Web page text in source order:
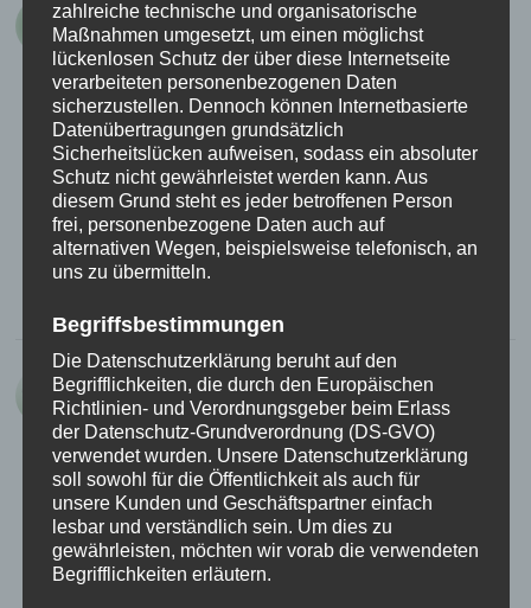
mirj sagt:
19. Januar 2006 um 16:54 Uhr
bevor meine lieblingskampfvegetarierin
ins reich der träume huscht soll sie noch
einen schnellen gutenachtgruß
bekommen! leg die beine schön hoch und
träume süß
TSsagt:
19. Januar 2006 um 16:56 Uhr
Jetzt wird se auch noch moralisch – die
fleischgewordene Blumenesserin …
Werden? Ich bin doch die Moral in
Person!! Schon immer gewesen!
zahlreiche technische und organisatorische
Maßnahmen umgesetzt, um einen möglichst
lückenlosen Schutz der über diese Internetseite
verarbeiteten personenbezogenen Daten
sicherzustellen. Dennoch können Internetbasierte
Datenübertragungen grundsätzlich
Sicherheitslücken aufweisen, sodass ein absoluter
Schutz nicht gewährleistet werden kann. Aus
diesem Grund steht es jeder betroffenen Person
frei, personenbezogene Daten auch auf
alternativen Wegen, beispielsweise telefonisch, an
uns zu übermitteln.
Begriffsbestimmungen
Die Datenschutzerklärung beruht auf den
Begrifflichkeiten, die durch den Europäischen
Richtlinien- und Verordnungsgeber beim Erlass
der Datenschutz-Grundverordnung (DS-GVO)
verwendet wurden. Unsere Datenschutzerklärung
soll sowohl für die Öffentlichkeit als auch für
unsere Kunden und Geschäftspartner einfach
lesbar und verständlich sein. Um dies zu
gewährleisten, möchten wir vorab die verwendeten
Begrifflichkeiten erläutern.